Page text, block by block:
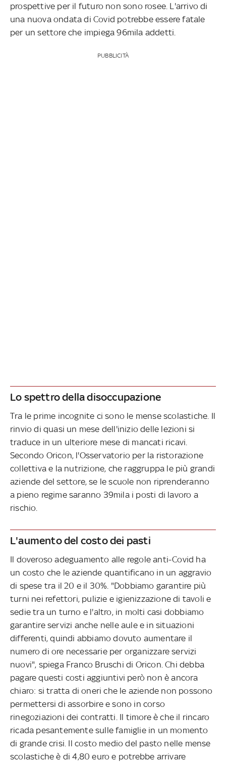
prospettive per il futuro non sono rosee. L'arrivo di
una nuova ondata di Covid potrebbe essere fatale
per un settore che impiega 96mila addetti.
PUBBLICITÀ
Lo spettro della disoccupazione
Tra le prime incognite ci sono le mense scolastiche. Il
rinvio di quasi un mese dell'inizio delle lezioni si
traduce in un ulteriore mese di mancati ricavi.
Secondo Oricon, l'Osservatorio per la ristorazione
collettiva e la nutrizione, che raggruppa le più grandi
aziende del settore, se le scuole non riprenderanno
a pieno regime saranno 39mila i posti di lavoro a
rischio.
L'aumento del costo dei pasti
Il doveroso adeguamento alle regole anti-Covid ha
un costo che le aziende quantificano in un aggravio
di spese tra il 20 e il 30%. "Dobbiamo garantire più
turni nei refettori, pulizie e igienizzazione di tavoli e
sedie tra un turno e l'altro, in molti casi dobbiamo
garantire servizi anche nelle aule e in situazioni
differenti, quindi abbiamo dovuto aumentare il
numero di ore necessarie per organizzare servizi
nuovi", spiega Franco Bruschi di Oricon. Chi debba
pagare questi costi aggiuntivi però non è ancora
chiaro: si tratta di oneri che le aziende non possono
permettersi di assorbire e sono in corso
rinegoziazioni dei contratti. Il timore è che il rincaro
ricada pesantemente sulle famiglie in un momento
di grande crisi. Il costo medio del pasto nelle mense
scolastiche è di 4,80 euro e potrebbe arrivare